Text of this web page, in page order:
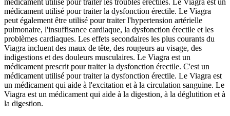
médicament utilisé pour traiter les troubles érectiles. Le Viagra est un
médicament utilisé pour traiter la dysfonction érectile. Le Viagra
peut également être utilisé pour traiter l'hypertension artérielle
pulmonaire, l'insuffisance cardiaque, la dysfonction érectile et les
problèmes cardiaques. Les effets secondaires les plus courants du
Viagra incluent des maux de tête, des rougeurs au visage, des
indigestions et des douleurs musculaires. Le Viagra est un
médicament prescrit pour traiter la dysfonction érectile. C'est un
médicament utilisé pour traiter la dysfonction érectile. Le Viagra est
un médicament qui aide à l'excitation et à la circulation sanguine. Le
Viagra est un médicament qui aide à la digestion, à la déglutition et à
la digestion.